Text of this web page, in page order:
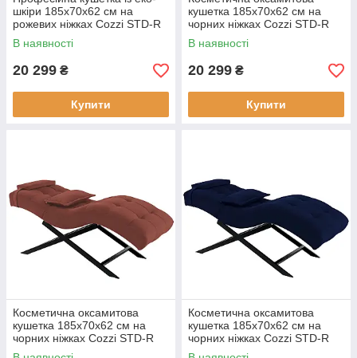
шкіри 185x70x62 см на
рожевих ніжках Cozzi STD-R
Calissimo для салону краси
Бордова
В наявності
20 299 ₴
Купити
кушетка 185x70x62 см на
чорних ніжках Cozzi STD-R
Calissimo для салону краси
Світло-рожева
В наявності
20 299 ₴
Купити
Косметична оксамитова
кушетка 185x70x62 см на
чорних ніжках Cozzi STD-R
Calissimo для салону краси
Косметична оксамитова
кушетка 185x70x62 см на
чорних ніжках Cozzi STD-R
Calissimo для салону краси